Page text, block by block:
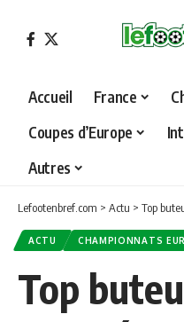
Accueil France
Coupes d’Europe
Autres
Lefootenbref.com > Actu > Top buteurs
ACTU CHAMPIONNATS
Top